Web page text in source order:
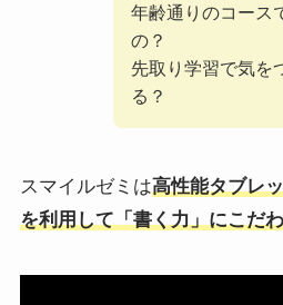
年齢通りのコース
の？
先取り学習で気を
る？
スマイルゼミは高性能タブレ
を利用して「書く力」にこだ